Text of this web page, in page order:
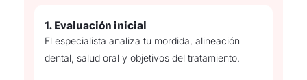
1. Evaluación inicial
El especialista analiza tu mordida, alineación
dental, salud oral y objetivos del tratamiento.